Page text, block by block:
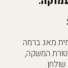
מאג ברמה
המשקה,